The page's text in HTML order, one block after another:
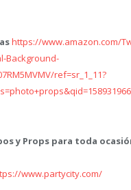
https://www.amazon.com/
Background-
ref=sr_1_11?
y Props para toda
www.partycity.com/